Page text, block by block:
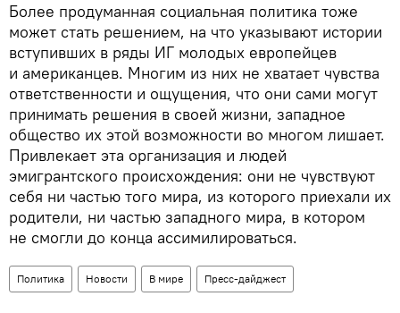
Более продуманная социальная политика тоже
может стать решением, на что указывают истории
вступивших в ряды ИГ молодых европейцев
и американцев. Многим из них не хватает чувства
ответственности и ощущения, что они сами могут
принимать решения в своей жизни, западное
общество их этой возможности во многом лишает.
Привлекает эта организация и людей
эмигрантского происхождения: они не чувствуют
себя ни частью того мира, из которого приехали их
родители, ни частью западного мира, в котором
не смогли до конца ассимилироваться.
Политика Новости В мире Пресс-дайджест